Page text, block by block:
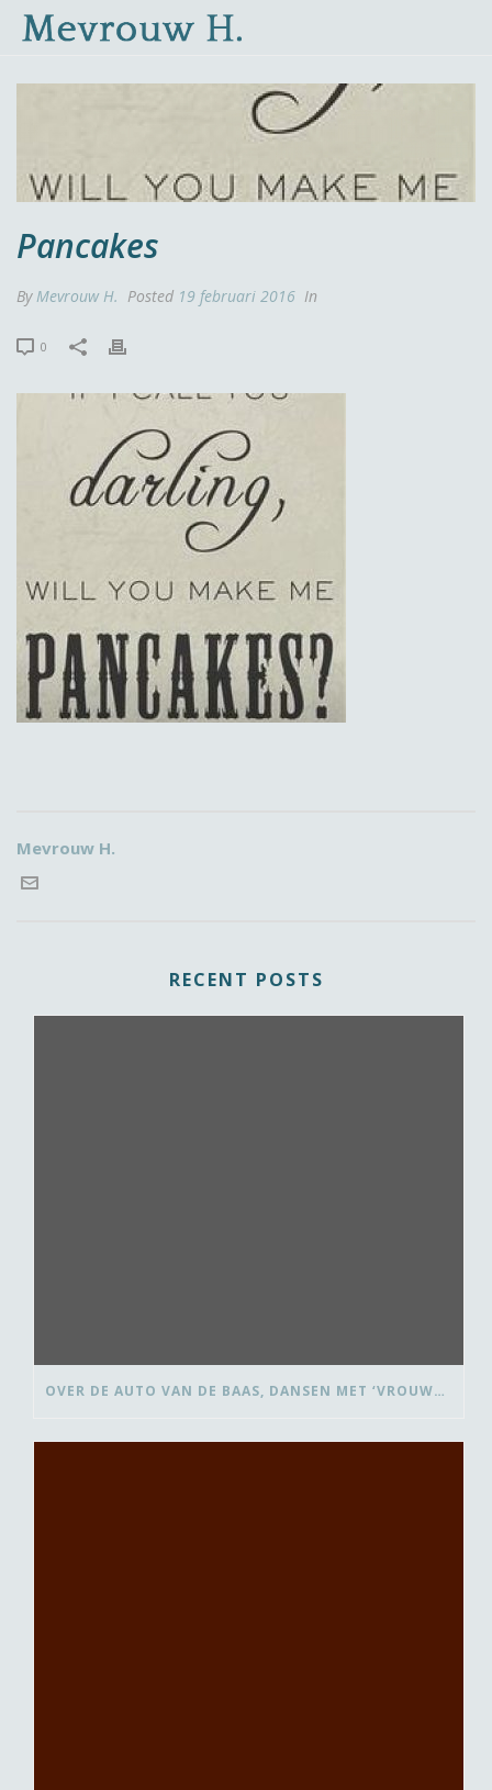
Pancakes
ByMevrouw H. Posted 19 februari 2016 In
0
Mevrouw H.
RECENT POSTS
OVER DE AUTO VAN DE BAAS, DANSEN MET ‘VROUWEN VAN’ EN BEDANK-BLOMMEN